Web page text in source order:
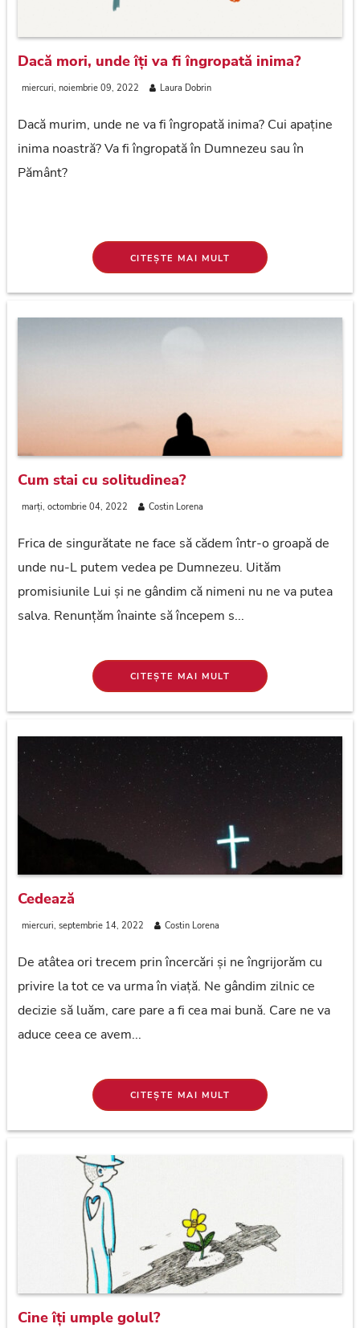
Dacă mori, unde îți va fi îngropată inima?
miercuri, noiembrie 09, 2022 Laura Dobrin
Dacă murim, unde ne va fi îngropată inima? Cui apaține
inima noastră? Va fi îngropată în Dumnezeu sau în
Pământ?
CITEȘTE MAI MULT
Cum stai cu solitudinea?
marți, octombrie 04, 2022 Costin Lorena
Frica de singurătate ne face să cădem într-o groapă de
unde nu-L putem vedea pe Dumnezeu. Uităm
promisiunile Lui și ne gândim că nimeni nu ne va putea
salva. Renunțăm înainte să începem s...
CITEȘTE MAI MULT
Cedează
miercuri, septembrie 14, 2022 Costin Lorena
De atâtea ori trecem prin încercări și ne îngrijorăm cu
privire la tot ce va urma în viață. Ne gândim zilnic ce
decizie să luăm, care pare a fi cea mai bună. Care ne va
aduce ceea ce avem...
CITEȘTE MAI MULT
Cine îți umple golul?